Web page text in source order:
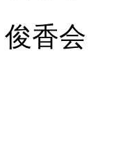
香会